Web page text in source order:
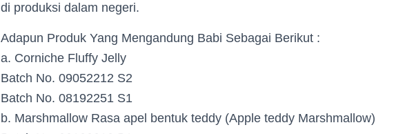
di produksi dalam negeri.
Adapun Produk Yang Mengandung Babi Sebagai Berikut :
a. Corniche Fluffy Jelly
Batch No. 09052212 S2
Batch No. 08192251 S1
b. Marshmallow Rasa apel bentuk teddy (Apple teddy Marshmallow)